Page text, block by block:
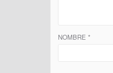
NOMBRE *